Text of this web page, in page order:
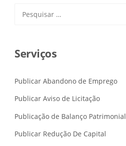
por:
Serviços
Publicar Abandono de Emprego
Publicar Aviso de Licitação
Publicação de Balanço Patrimonial
Publicar Redução De Capital